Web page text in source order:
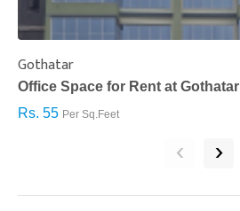
Gothatar
Office Space for Rent at Gothatar
Rs. 55 Per Sq.Feet
‹ ›